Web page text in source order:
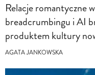
Relacje romantyczne
breadcrumbingu i AI
produktem kultury
AGATA JANKOWSKA